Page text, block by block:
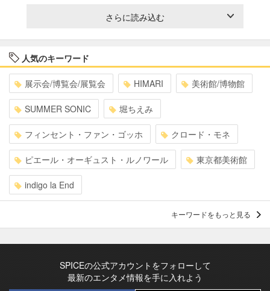
さらに読み込む
人気のキーワード
展示会/博覧会/展覧会 HIMARI 美術館/博物館
SUMMER SONIC 堀ちえみ
フィンセント・ファン・ゴッホ クロード・モネ
ピエール・オーギュスト・ルノワール 東京都美術館
indigo la End
キーワードをもっと見る
SPICEの公式アカウントをフォローして
最新のエンタメ情報を手に入れよう